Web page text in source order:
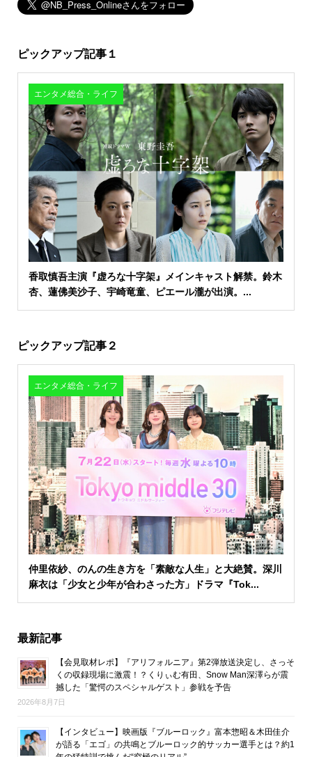
ピックアップ記事１
エンタメ総合・ライフ
香取慎吾主演『虚ろな十字架』メインキャスト解禁。鈴木
杏、蓮佛美沙子、宇崎竜童、ピエール瀧が出演。...
ピックアップ記事２
エンタメ総合・ライフ
仲里依紗、のんの生き方を「素敵な人生」と大絶賛。深川
麻衣は「少女と少年が合わさった方」ドラマ『Tok...
最新記事
【会見取材レポ】『アリフォルニア』第2弾放送決定し、さっそ
くの収録現場に激震！？くりぃむ有田、Snow Man深澤らが震
撼した「驚愕のスペシャルゲスト」参戦を予告
2026年8月7日
【インタビュー】映画版『ブルーロック』富本惣昭＆木田佳介
が語る「エゴ」の共鳴とブルーロック的サッカー選手とは？約1